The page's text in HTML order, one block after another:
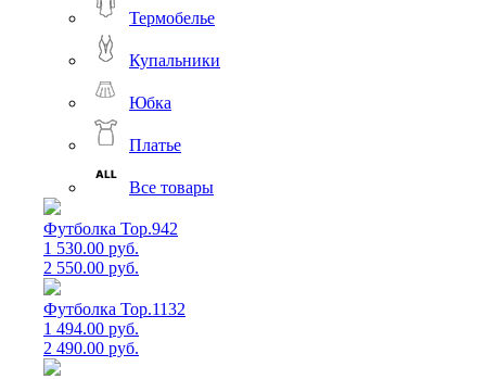
Термобелье
Купальники
Юбка
Платье
Все товары
Футболка Top.942
1 530.00 руб.
2 550.00 руб.
Футболка Top.1132
1 494.00 руб.
2 490.00 руб.